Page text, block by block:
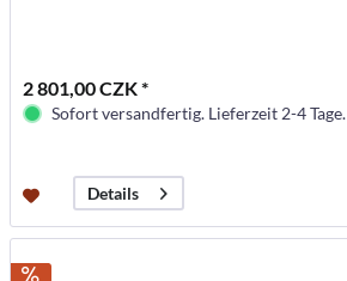
2 801,00 CZK *
Sofort versandfertig. Lieferzeit 2-4 Tage.
Details